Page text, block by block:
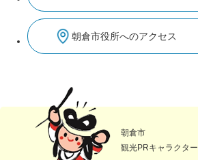
朝倉市役所へのアクセス
朝倉市
観光PRキャラクター